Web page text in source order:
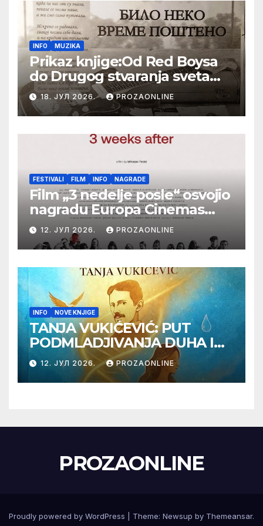
INFO MUZIKA
Prikaz knjige:Od Red Boysa
do Drugog stvaranja sveta
(bilo neko vreme pošteno)
(autor- Zlatomira Sremca,
Botoš 2022. godine,
samizdat)
18. ЈУЛ 2026. PROZAONLINE
FESTIVALI FILM INFO NAGRADE
Film „3 nedelje posle“ osvojio
nagradu Europa Cinemas
Label na Filmskom festivalu
u Karlovim Varima
12. ЈУЛ 2026. PROZAONLINE
INFO NOVE KNJIGE
TANJA VUKIĆEVIĆ: PUT
PODMLADJIVANJA DUHA I
TELA SA TESLOM
12. ЈУЛ 2026. PROZAONLINE
PROZAONLINE
Proudly powered by WordPress Theme: Newsup by Themeansar.